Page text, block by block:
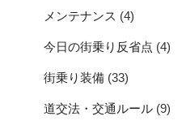
メンテナンス (4)
今日の街乗り反省点 (4)
街乗り装備 (33)
道交法・交通ルール (9)